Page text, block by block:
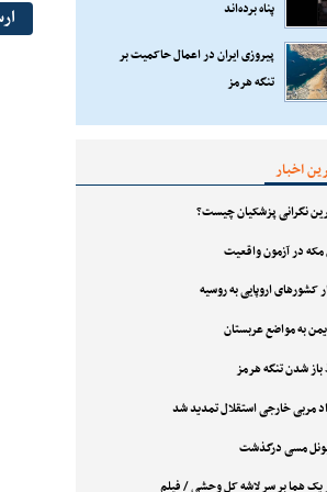
پناه برده‌اند
پیروزی ایران در اعمال حاکمیت بر
تنگه هرمز
اخبار
نگرانی پزشکیان چیست؟
مکه در آزمون واقعیت
کشورهای اروپایی به روسیه
به مواضع عربستان
شدن تنگه هرمز
مربی خارجی استقلال تمدید شد
مسی درگذشت
هما بر سر لاشه‌ کل وحشی / فیلم